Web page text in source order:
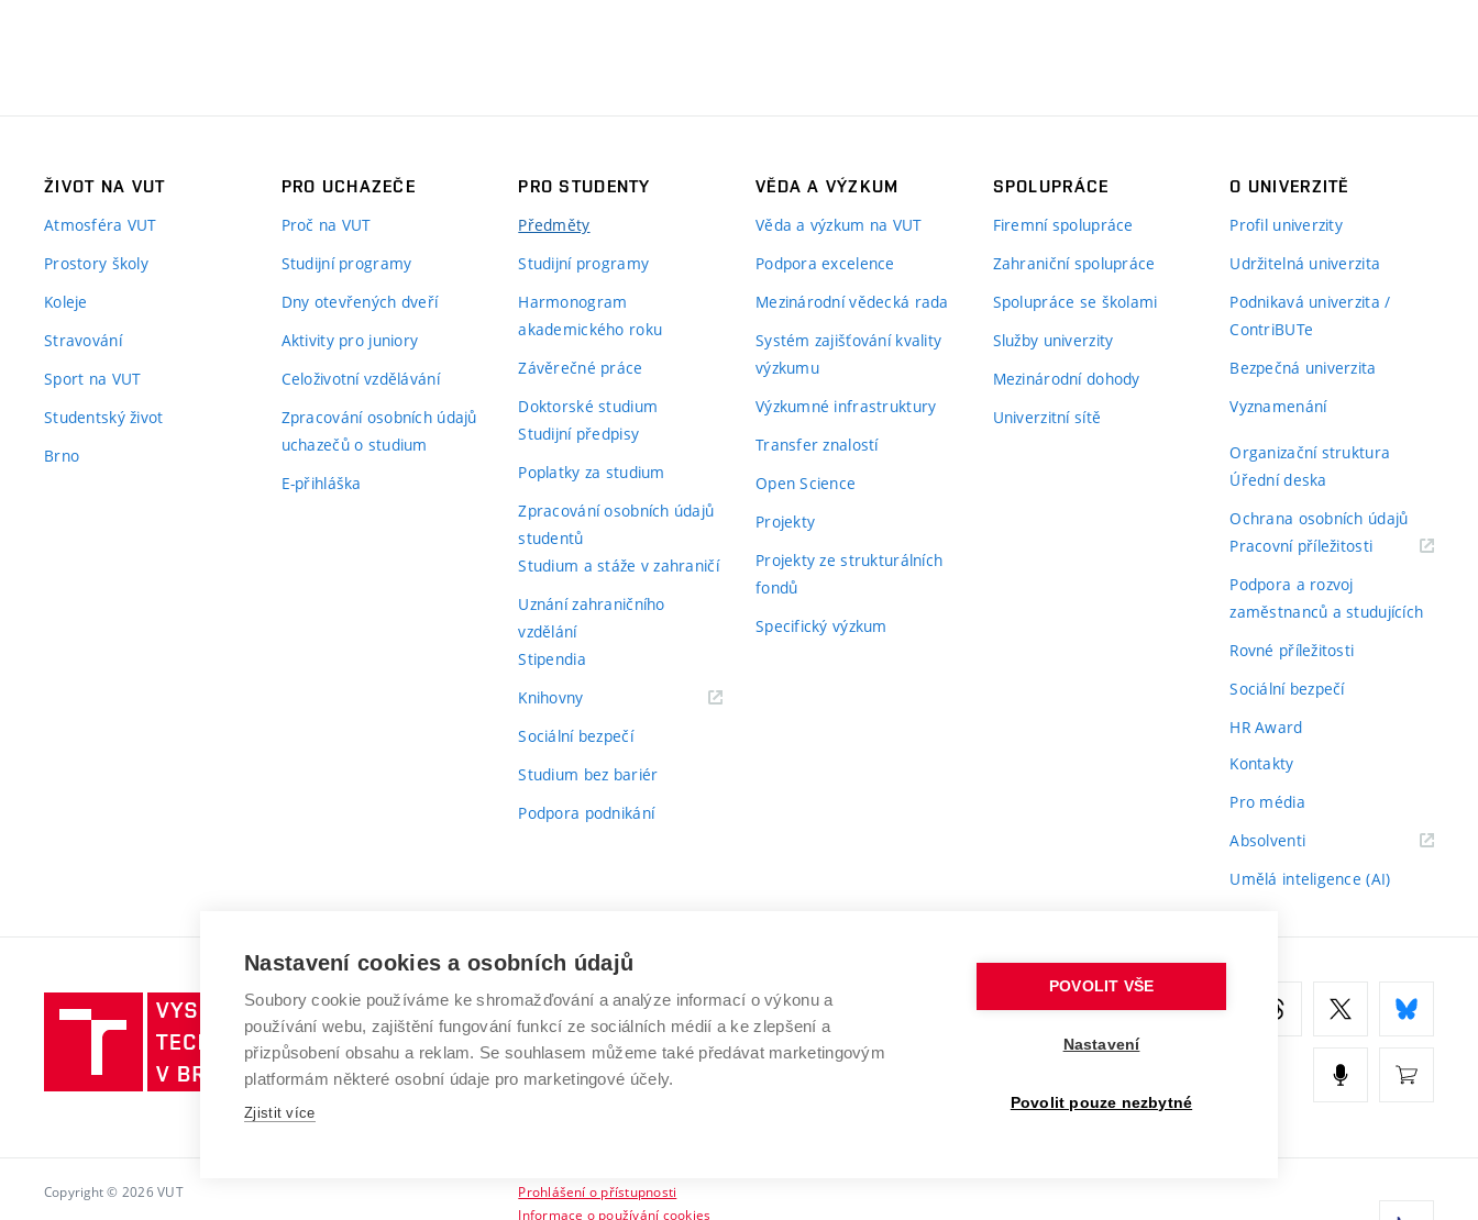
ŽIVOT NA VUT
Atmosféra VUT
Prostory školy
Koleje
Stravování
Sport na VUT
Studentský život
Brno
PRO UCHAZEČE
Proč na VUT
Studijní programy
Dny otevřených dveří
Aktivity pro juniory
Celoživotní vzdělávání
Zpracování osobních údajů
uchazečů o studium
E-přihláška
PRO STUDENTY
Předměty
Studijní programy
Harmonogram
akademického roku
Závěrečné práce
Doktorské studium
Studijní předpisy
Poplatky za studium
Zpracování osobních údajů
studentů
Studium a stáže v zahraničí
Uznání zahraničního
vzdělání
Stipendia
Knihovny(externí
Sociální bezpečí
Studium bez bariér
Podpora podnikání
VĚDA A VÝZKUM
Věda a výzkum na VUT
Podpora excelence
Mezinárodní vědecká rada
Systém zajišťování kvality
výzkumu
Výzkumné infrastruktury
Transfer znalostí
Open Science
Projekty
Projekty ze strukturálních
fondů
Specifický výzkum
SPOLUPRÁCE
Firemní spolupráce
Zahraniční spolupráce
Spolupráce se školami
Služby univerzity
Mezinárodní dohody
Univerzitní sítě
O UNIVERZITĚ
Profil univerzity
Udržitelná univerzita
Podnikavá univerzita /
ContriBUTe
Bezpečná univerzita
Vyznamenání
Organizační struktura
Úřední deska
Ochrana osobních údajů
Pracovní příležitosti(externí
Podpora a rozvoj
zaměstnanců a studujících
Rovné příležitosti
Sociální bezpečí
HR Award
Kontakty
Pro média
Absolventi(externí
Umělá inteligence (AI)
Vysoké
učení
technické
v
VYSOKÉ UČENÍ TECHNICKÉ V BRNĚ
Antonínská 548/1
602 00 Brno
www.vut.cz
Copyright © 2026 VUT
Prohlášení o přístupnosti
Informace o používání cookies
Nastavení cookies a osobních údajů
Soubory cookie používáme ke shromažďování a analýze informací o výkonu a
používání webu, zajištění fungování funkcí ze sociálních médií a ke zlepšení a
přizpůsobení obsahu a reklam. Se souhlasem můžeme také předávat marketingovým
platformám některé osobní údaje pro marketingové účely.
Zjistit více
POVOLIT VŠE
Nastavení
Povolit pouze nezbytné